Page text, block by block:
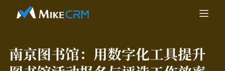
南京图书馆： 用数字化工具提升